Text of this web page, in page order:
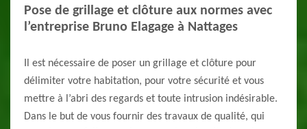
Pose de grillage et clôture aux normes avec
l’entreprise Bruno Elagage à Nattages
Il est nécessaire de poser un grillage et clôture pour
délimiter votre habitation, pour votre sécurité et vous
mettre à l’abri des regards et toute intrusion indésirable.
Dans le but de vous fournir des travaux de qualité, qui